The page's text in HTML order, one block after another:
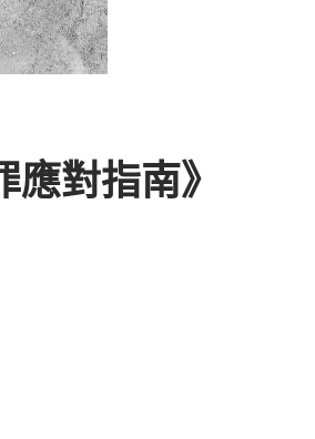
對指南》